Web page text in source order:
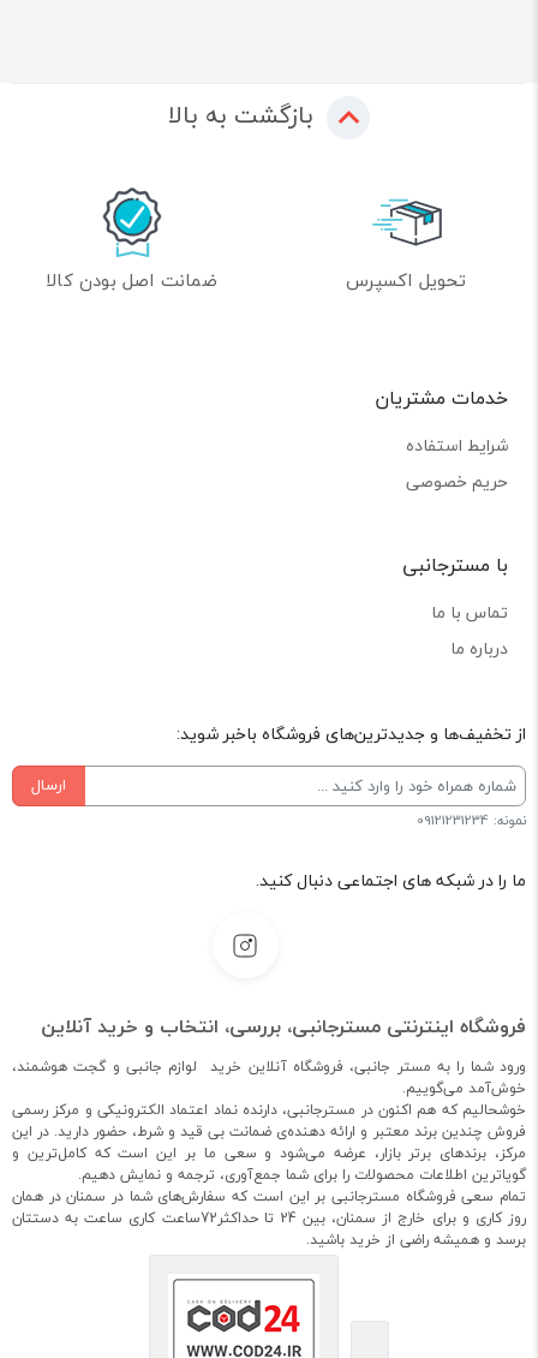
بازگشت به بالا
تحویل اکسپرس ضمانت اصل بودن کالا
خدمات مشتریان
شرایط استفاده
حریم خصوصی
با مسترجانبی
تماس با ما
درباره ما
از تخفیف‌ها و جدیدترین‌های فروشگاه باخبر شوید:
ارسال
نمونه: 09121231234
ما را در شبکه های اجتماعی دنبال کنید.
فروشگاه اینترنتی مسترجانبی، بررسی، انتخاب و خرید آنلاین
ورود شما را به مستر جانبی، فروشگاه آنلاین خرید لوازم جانبی و گجت هوشمند،
خوش‌آمد می‌گوییم.
خوشحالیم که هم اکنون در مسترجانبی، دارنده نماد اعتماد الکترونیکی و مرکز رسمی
فروش چندین برند معتبر و ارائه دهنده‌ی ضمانت بی قید و شرط، حضور دارید. در این
مرکز، برندهای برتر بازار، عرضه می‌شود و سعی ما بر این است که کامل‌ترین و
گویاترین اطلاعات محصولات را برای شما جمع‌آوری، ترجمه و نمایش دهیم.
تمام سعی فروشگاه مسترجانبی بر این است که سفارش‌های شما در سمنان در همان
روز کاری و برای خارج از سمنان، بین 24 تا حداکثر72ساعت کاری ساعت به دستتان
برسد و همیشه راضی از خرید باشید.